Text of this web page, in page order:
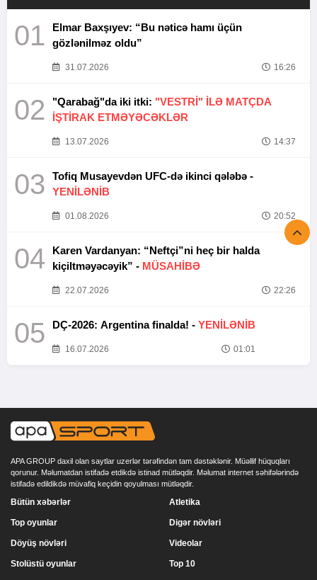
01
Elmar Baxşıyev: “Bu nəticə hamı üçün
gözlənilməz oldu”
31.07.2026 16:26
02 "Qarabağ"da iki itki: "VESTRİ" İLƏ MATÇDA
İŞTİRAK ETMƏYƏCƏKLƏR
13.07.2026 14:37
03
Tofiq Musayevdən UFC-də ikinci qələbə -
YENİLƏNİB
01.08.2026 20:52
04
Karen Vardanyan: “Neftçi”ni heç bir halda
kiçiltməyəcəyik” - MÜSAHİBƏ
22.07.2026 22:26
05 DÇ-2026: Argentina finalda! - YENİLƏNİB
16.07.2026 01:01
APA GROUP daxil olan saytlar uzerlər tərəfindən tam dəstəklənir. Müəllif hüquqları
qorunur. Məlumatdan istifadə etdikdə istinad mütləqdir. Məlumat internet səhifələrində
istifadə edildikdə müvafiq keçidin qoyulması mütləqdir.
Bütün xəbərlər
Top oyunlar
Döyüş növləri
Stolüstü oyunlar
Atletika
Digər növləri
Videolar
Top 10